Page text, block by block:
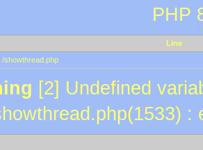
PHP
Line
/showthread.php
[2] Undefined
: